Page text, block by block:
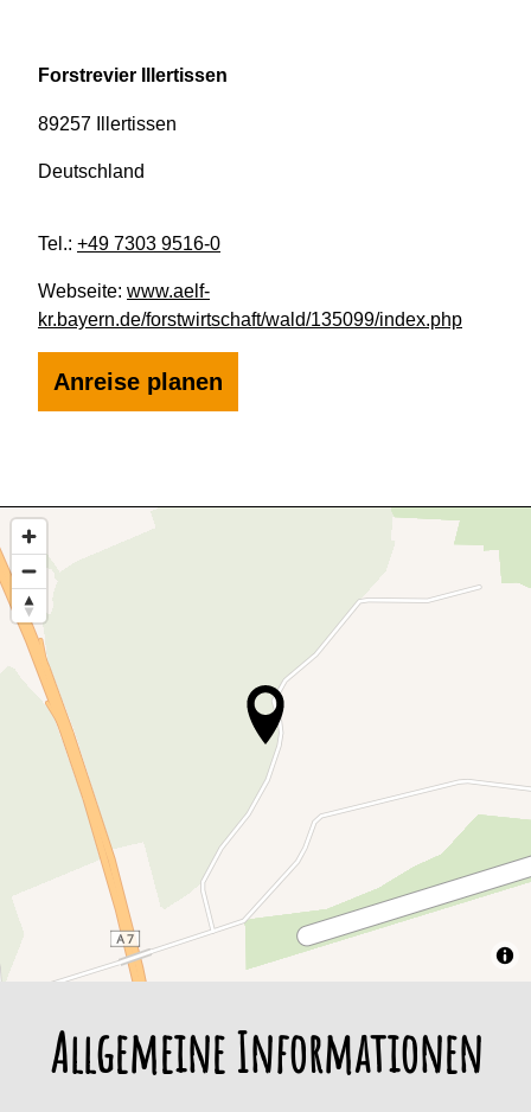
Forstrevier Illertissen
89257 Illertissen
Deutschland
Tel.: +49 7303 9516-0
Webseite: www.aelf-
kr.bayern.de/forstwirtschaft/wald/135099/index.php
Anreise planen
Allgemeine Informationen